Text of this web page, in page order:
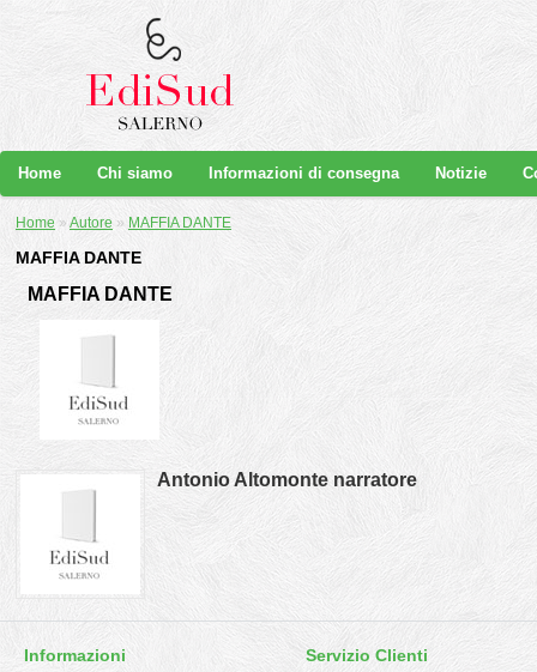
Home Chi siamo Informazioni di consegna Notizie
Home » Autore » MAFFIA DANTE
MAFFIA DANTE
MAFFIA DANTE
Antonio Altomonte narratore
Informazioni Servizio Clienti